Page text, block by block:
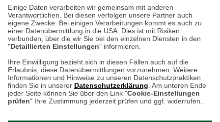
Einige Daten verarbeiten wir gemeinsam mit anderen
Verantwortlichen. Bei diesen verfolgen unsere Partner auch
eigene Zwecke. Bei einigen Verarbeitungen kommt es auch zu
einer Datenübermittlung in die USA. Dies ist mit Risiken
verbunden, über die wir Sie bei den einzelnen Diensten in den
"Detaillierten Einstellungen" informieren.
Ihre Einwilligung bezieht sich in diesen Fällen auch auf die
Erlaubnis, diese Datenübermittlungen vorzunehmen. Weitere
Informationen und Hinweise zu unseren Datenschutzpraktiken
finden Sie in unserer Datenschutzerklärung . Am unteren Ende
jeder Seite können Sie über den Link "Cookie-Einstellungen
prüfen" Ihre Zustimmung jederzeit prüfen und ggf. widerrufen..
Kontakt
Umwelt und Entsorgung
Zur Echtheit von Bewertungen
Hinweisgeber-Schutzgesetz
Barrierefreiheit unserer Website
Cookie-Einstellungen in Ihrem Browser
ACHTUNG!
Ihr Browser speichert aktuell keine Cookies!
Leider können Sie in diesem Fall unseren Online-Shop